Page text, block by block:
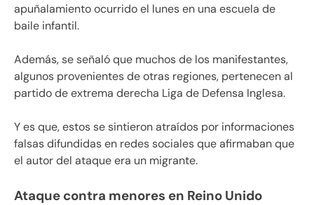
apuñalamiento ocurrido el lunes en una escuela de
baile infantil.
Además, se señaló que muchos de los manifestantes,
algunos provenientes de otras regiones, pertenecen al
partido de extrema derecha Liga de Defensa Inglesa.
Y es que, estos se sintieron atraídos por informaciones
falsas difundidas en redes sociales que afirmaban que
el autor del ataque era un migrante.
Ataque contra menores en Reino Unido